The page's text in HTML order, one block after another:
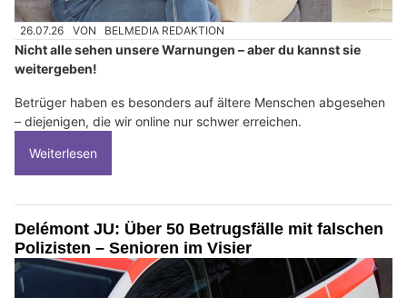
26.07.26 VON BELMEDIA REDAKTION
Nicht alle sehen unsere Warnungen – aber du kannst sie
weitergeben!
Betrüger haben es besonders auf ältere Menschen abgesehen
– diejenigen, die wir online nur schwer erreichen.
Weiterlesen
Delémont JU: Über 50 Betrugsfälle mit falschen
Polizisten – Senioren im Visier